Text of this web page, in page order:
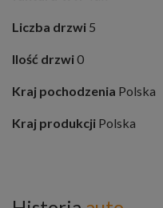
Liczba drzwi 5
Ilość drzwi0
Kraj pochodzenia Polska
Kraj produkcji Polska